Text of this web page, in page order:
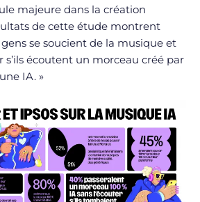
majeure dans la création
de cette étude montrent
se soucient de la musique et
s’ils écoutent un morceau créé par
IA. »